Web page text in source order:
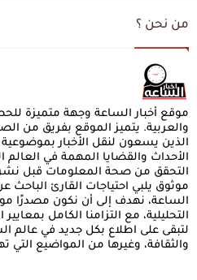
من نحن ؟
موقع أخبار الساعة وجهة متميزة
والعربية. يتميز الموقع بفريق من
الذين يسعون لنقل الأخبار
الأحداث والقضايا المهمة في العالم
التحقق من صحة المعلومات قبل
موثوق يلبي احتياجات القارئ الباحث
الساعة، نهدف إلى أن نكون مصدرًا
التحليلية، مع التزامنا الكامل
لتبقى على اطلاع بكل جديد في عالم
والثقافة، وغيرها من المواضيع التي